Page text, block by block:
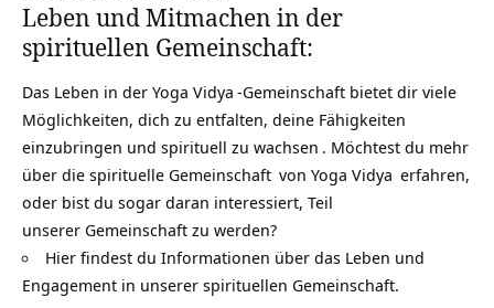
Leben und Mitmachen in der
spirituellen Gemeinschaft:
Das Leben in der Yoga Vidya -Gemeinschaft bietet dir viele
Möglichkeiten, dich zu entfalten, deine Fähigkeiten
einzubringen und spirituell zu wachsen . Möchtest du mehr
über die spirituelle Gemeinschaft von Yoga Vidya erfahren,
oder bist du sogar daran interessiert, Teil
unserer Gemeinschaft zu werden?
Hier findest du Informationen über das Leben und
Engagement in unserer spirituellen Gemeinschaft.